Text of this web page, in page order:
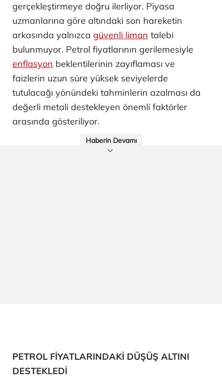
gerçekleştirmeye doğru ilerliyor. Piyasa
uzmanlarına göre altındaki son hareketin
arkasında yalnızca güvenli liman talebi
bulunmuyor. Petrol fiyatlarının gerilemesiyle
enflasyon beklentilerinin zayıflaması ve
faizlerin uzun süre yüksek seviyelerde
tutulacağı yönündeki tahminlerin azalması da
değerli metali destekleyen önemli faktörler
arasında gösteriliyor.
Haberin Devamı
PETROL FİYATLARINDAKİ DÜŞÜŞ ALTINI
DESTEKLEDİ